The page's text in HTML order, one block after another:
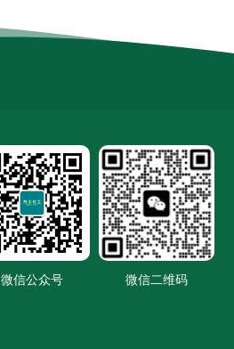
微信公众号 微信二维码